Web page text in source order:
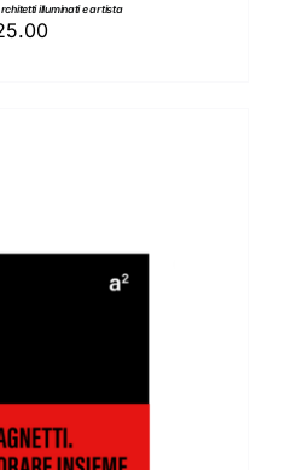
illuminati e artista
/